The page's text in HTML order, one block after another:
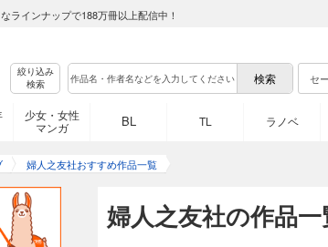
ラインナップで188万冊以上配信中！
絞り込み
検索
セ
少女・女性
マンガ
BL TL ラノベ
婦人之友社おすすめ作品一覧
婦人之友社の作品一